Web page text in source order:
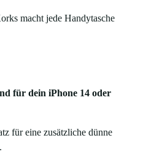
macht jede Handytasche
für dein iPhone 14 oder
für eine zusätzliche dünne